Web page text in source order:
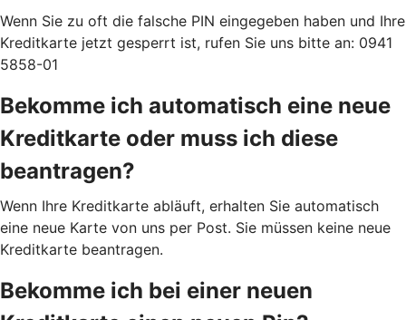
Wenn Sie zu oft die falsche PIN eingegeben haben und Ihre
Kreditkarte jetzt gesperrt ist, rufen Sie uns bitte an: 0941
5858-01
Bekomme ich automatisch eine neue
Kreditkarte oder muss ich diese
beantragen?
Wenn Ihre Kreditkarte abläuft, erhalten Sie automatisch
eine neue Karte von uns per Post. Sie müssen keine neue
Kreditkarte beantragen.
Bekomme ich bei einer neuen